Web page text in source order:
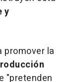
y
promover la
"pretenden